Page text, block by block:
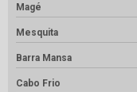
Magé
Mesquita
Barra Mansa
Cabo Frio